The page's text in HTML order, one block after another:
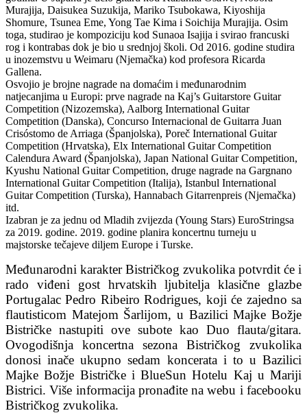
Murajija, Daisukea Suzukija, Mariko Tsubokawa, Kiyoshija
Shomure, Tsunea Eme, Yong Tae Kima i Soichija Murajija. Osim
toga, studirao je kompoziciju kod Sunaoa Isajija i svirao francuski
rog i kontrabas dok je bio u srednjoj školi. Od 2016. godine studira
u inozemstvu u Weimaru (Njemačka) kod profesora Ricarda
Gallena.
Osvojio je brojne nagrade na domaćim i međunarodnim
natjecanjima u Europi: prve nagrade na Kaj’s Guitarstore Guitar
Competition (Nizozemska), Aalborg International Guitar
Competition (Danska), Concurso Internacional de Guitarra Juan
Crisóstomo de Arriaga (Španjolska), Poreč International Guitar
Competition (Hrvatska), Elx International Guitar Competition
Calendura Award (Španjolska), Japan National Guitar Competition,
Kyushu National Guitar Competition, druge nagrade na Gargnano
International Guitar Competition (Italija), Istanbul International
Guitar Competition (Turska), Hannabach Gitarrenpreis (Njemačka)
itd.
Izabran je za jednu od Mladih zvijezda (Young Stars) EuroStringsa
za 2019. godine. 2019. godine planira koncertnu turneju u
majstorske tečajeve diljem Europe i Turske.
Međunarodni karakter Bistričkog zvukolika potvrdit će i
rado viđeni gost hrvatskih ljubitelja klasične glazbe
Portugalac Pedro Ribeiro Rodrigues, koji će zajedno sa
flautisticom Matejom Šarlijom, u Bazilici Majke Božje
Bistričke nastupiti ove subote kao Duo flauta/gitara.
Ovogodišnja koncertna sezona Bistričkog zvukolika
donosi inače ukupno sedam koncerata i to u Bazilici
Majke Božje Bistričke i BlueSun Hotelu Kaj u Mariji
Bistrici. Više informacija pronađite na webu i facebooku
Bistričkog zvukolika.